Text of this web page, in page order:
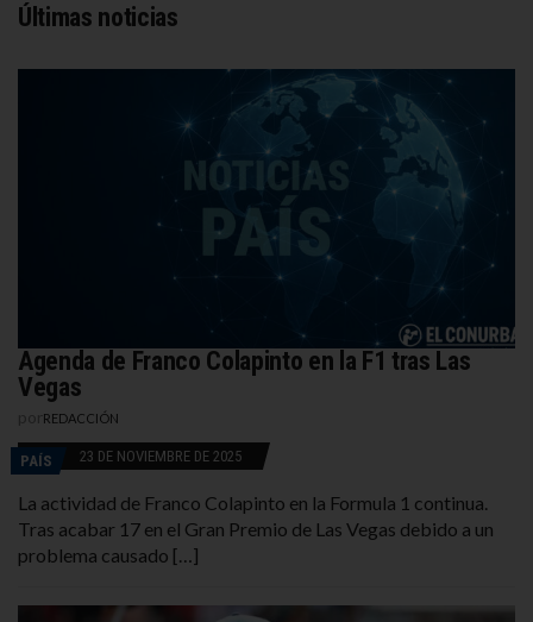
Últimas noticias
Agenda de Franco Colapinto en la F1 tras Las
Vegas
REDACCIÓN
PAÍS 23 DE NOVIEMBRE DE 2025
La actividad de Franco Colapinto en la Formula 1 continua.
Tras acabar 17 en el Gran Premio de Las Vegas debido a un
problema causado […]